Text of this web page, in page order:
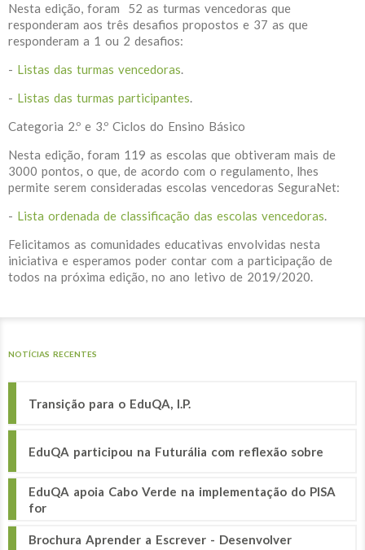
Nesta edição, foram 52 as turmas vencedoras que
responderam aos três desafios propostos e 37 as que
responderam a 1 ou 2 desafios:
- Listas das turmas vencedoras.
- Listas das turmas participantes.
Categoria 2.º e 3.º Ciclos do Ensino Básico
Nesta edição, foram 119 as escolas que obtiveram mais de
3000 pontos, o que, de acordo com o regulamento, lhes
permite serem consideradas escolas vencedoras SeguraNet:
- Lista ordenada de classificação das escolas vencedoras.
Felicitamos as comunidades educativas envolvidas nesta
iniciativa e esperamos poder contar com a participação de
todos na próxima edição, no ano letivo de 2019/2020.
NOTÍCIAS RECENTES
Transição para o EduQA, I.P.
EduQA participou na Futurália com reflexão sobre
EduQA apoia Cabo Verde na implementação do PISA
for
Brochura Aprender a Escrever - Desenvolver